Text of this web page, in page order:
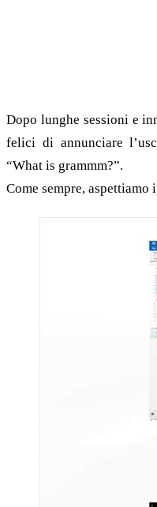
Dopo lunghe sessioni e
felici di annunciare
“What is grammm?”.
Come sempre, aspettiamo